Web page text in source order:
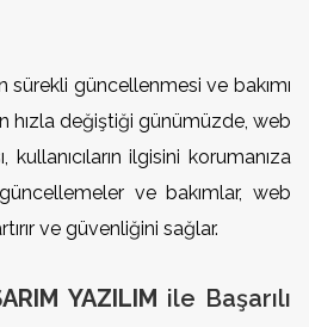
sürekli güncellenmesi ve bakımı
hızla değiştiği günümüzde, web
ilgisini korumanıza
ve bakımlar, web
ve güvenliğini sağlar.
YAZILIM ile Başarılı